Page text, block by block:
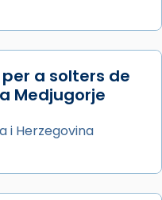
a solters de
Medjugorje
i Herzegovina